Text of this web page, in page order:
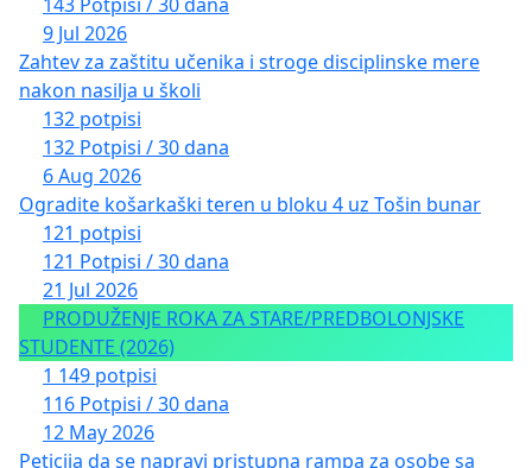
9 Jul 2026
Zahtev za zaštitu učenika i stroge disciplinske mere
nakon nasilja u školi
132 potpisi
132 Potpisi / 30 dana
6 Aug 2026
Ogradite košarkaški teren u bloku 4 uz Tošin bunar
121 potpisi
121 Potpisi / 30 dana
21 Jul 2026
PRODUŽENJE ROKA ZA STARE/PREDBOLONJSKE
STUDENTE (2026)
1 149 potpisi
116 Potpisi / 30 dana
12 May 2026
Peticija da se napravi pristupna rampa za osobe sa